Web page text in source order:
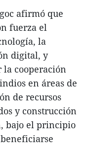
afirmó que
fuerza el
la
digital, y
la cooperación
en áreas de
de recursos
y construcción
bajo el principio